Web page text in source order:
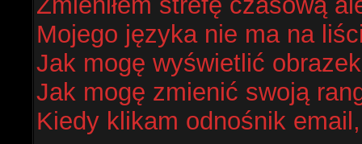
Mojego języka nie ma na
Jak mogę wyświetlić
Jak mogę zmienić swoją
Kiedy klikam odnośnik